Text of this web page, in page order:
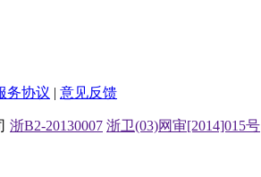
务协议 | 意见反馈
浙B2-20130007 浙卫(03)网审[2014]015号